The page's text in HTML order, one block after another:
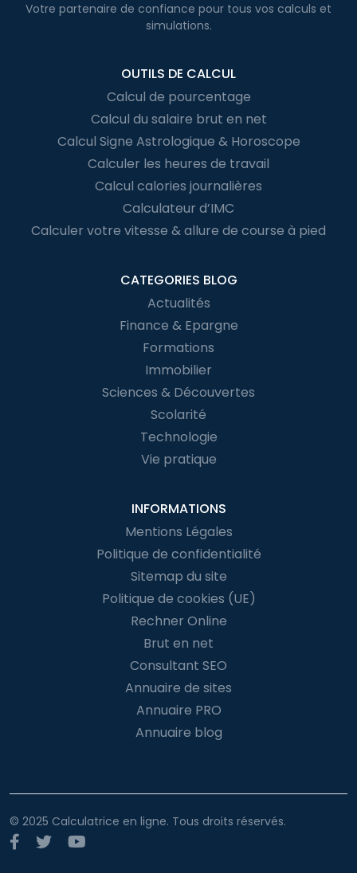
Votre partenaire de confiance pour tous vos calculs et
simulations.
OUTILS DE CALCUL
Calcul de pourcentage
Calcul du salaire brut en net
Calcul Signe Astrologique & Horoscope
Calculer les heures de travail
Calcul calories journalières
Calculateur d’IMC
Calculer votre vitesse & allure de course à pied
CATEGORIES BLOG
Actualités
Finance & Epargne
Formations
Immobilier
Sciences & Découvertes
Scolarité
Technologie
Vie pratique
INFORMATIONS
Mentions Légales
Politique de confidentialité
Sitemap du site
Politique de cookies (UE)
Rechner Online
Brut en net
Consultant SEO
Annuaire de sites
Annuaire PRO
Annuaire blog
© 2025 Calculatrice en ligne. Tous droits réservés.